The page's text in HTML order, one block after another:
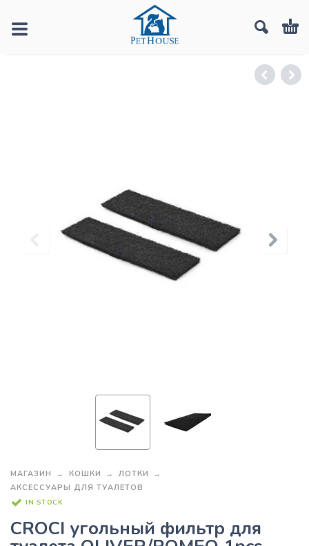
МАГАЗИН КОШКИ
ЛОТКИ
АКСЕССУАРЫ ДЛЯ ТУАЛЕТОВ
IN STOCK
CROCI угольный фильтр для